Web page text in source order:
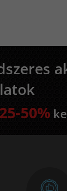
25-50%